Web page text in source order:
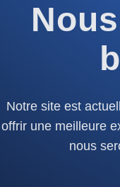
Notre site est
offrir une meilleure
nous